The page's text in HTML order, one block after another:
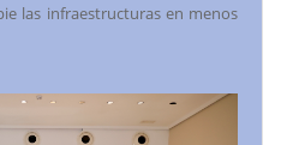
las infraestructuras en menos